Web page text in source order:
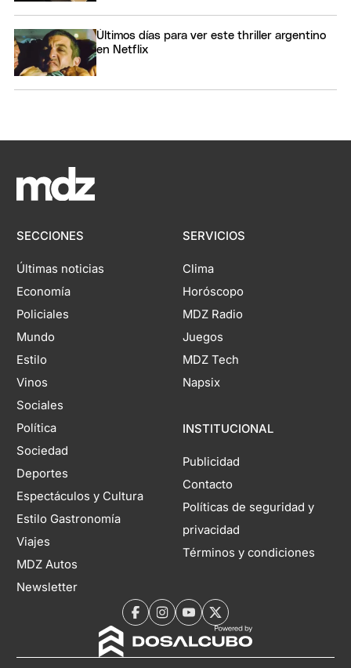
Últimos días para ver este thriller argentino
en Netflix
SECCIONES
Últimas noticias
Economía
Policiales
Mundo
Estilo
Vinos
Sociales
Política
Sociedad
Deportes
Espectáculos y Cultura
Estilo Gastronomía
Viajes
MDZ Autos
Newsletter
SERVICIOS
Clima
Horóscopo
MDZ Radio
Juegos
MDZ Tech
Napsix
INSTITUCIONAL
Publicidad
Contacto
Políticas de seguridad y
privacidad
Términos y condiciones